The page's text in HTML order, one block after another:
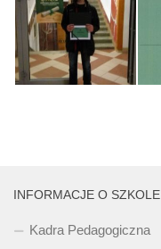
INFORMACJE O SZKOLE
Kadra Pedagogiczna